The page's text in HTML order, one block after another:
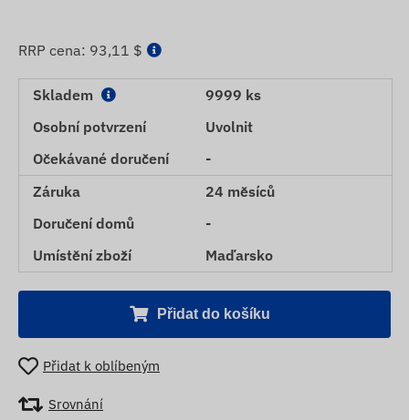
RRP cena: 93,11 $
Skladem
9999 ks
Osobní potvrzení
Uvolnit
Očekávané doručení
-
Záruka
24 měsíců
Doručení domů
-
Umístění zboží
Maďarsko
Přidat do košíku
Přidat k oblíbeným
Srovnání